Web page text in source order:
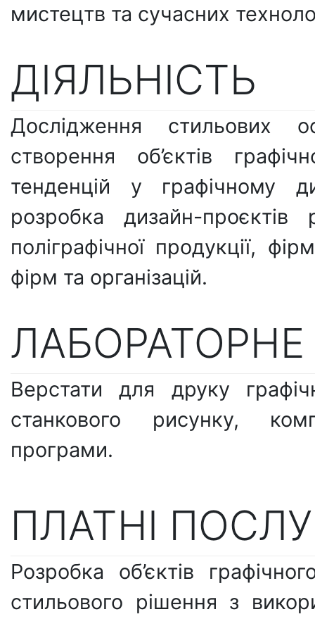
мистецтв та сучасних
ДІЯЛЬНІСТЬ
Дослідження стильових
створення об’єктів
тенденцій у графічному
розробка дизайн-проєктів
поліграфічної продукції,
фірм та організацій.
Верстати для друку
станкового рисунку,
програми.
ПЛАТНІ
Розробка об’єктів
стильового рішення з